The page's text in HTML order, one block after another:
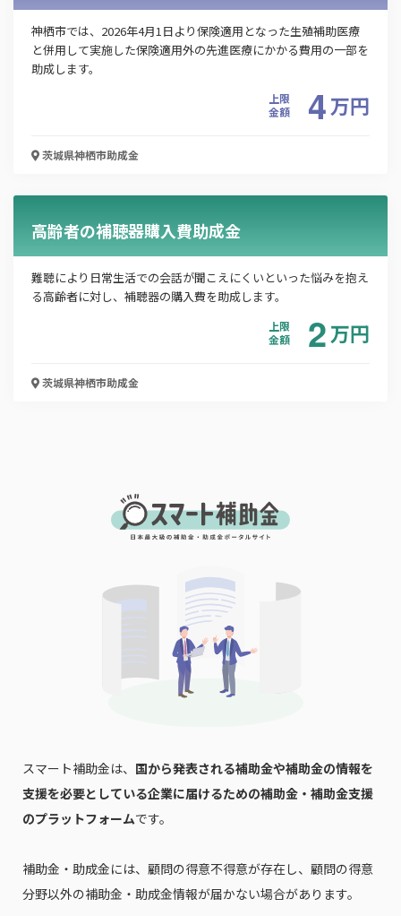
電話番号
で本サービスの
神栖市では、2026年4月1日より保険適用となった生殖補助医療
と併用して実施した保険適用外の先進医療にかかる費用の一部を
助成します。
上限
金額
4万円
茨城県神栖市助成金
高齢者の補聴器購入費助成金
難聴により日常生活での会話が聞こえにくいといった悩みを抱え
る高齢者に対し、補聴器の購入費を助成します。
上限
金額
2万円
茨城県神栖市助成金
スマート補助金は、 国から発表される補助金や補助金の情報を
支援を必要としている企業に届けるための補助金・補助金支援
のプラットフォームです。
補助金・助成金には、顧問の得意不得意が存在し、顧問の得意
分野以外の補助金・助成金情報が届かない場合があります。